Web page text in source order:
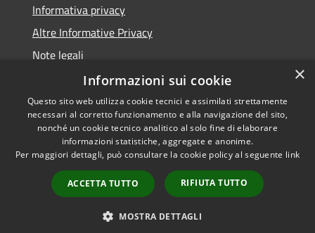
Informativa privacy
Altre Informative Privacy
Note legali
Dichiarazione di accessibilità
RSS
Accessibilità
Copyright © 2026 • Comune di
Municipium•
Accesso
redazione
×
Informazioni sui cookie
Questo sito web utilizza cookie tecnici e assimilati strettamente
necessari al corretto funzionamento e alla navigazione del sito,
nonché un cookie tecnico analitico al solo fine di elaborare
informazioni statistiche, aggregate e anonime.
Per maggiori dettagli, può consultare la cookie policy al seguente link
ACCETTA TUTTO RIFIUTA TUTTO
MOSTRA DETTAGLI